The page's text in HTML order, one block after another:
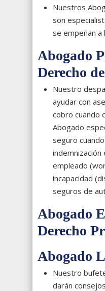
Nuestros
son
se empeñan a
Abogado
Derecho
Nuestro
ayudar con
cobro cuando
Abogado
seguro
indemnización
empleado
incapacidad
seguros de
Abogado
Derecho
Abogado
Nuestro
darán